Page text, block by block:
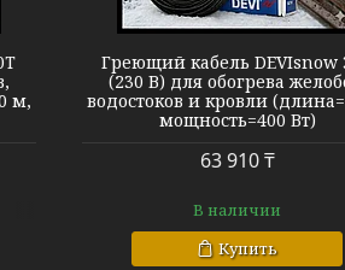
м,
Греющий кабель DEVIsnow
(230 В) для обогрева
водостоков и кровли
мощность=400 Вт)
63 910 ₸
В наличии
Купить